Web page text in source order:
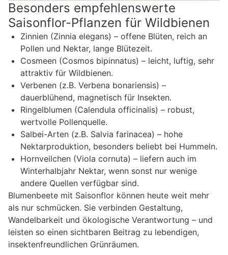
Besonders empfehlenswerte
Saisonflor-Pflanzen für Wildbienen
Zinnien (Zinnia elegans) – offene Blüten, reich an
Pollen und Nektar, lange Blütezeit.
Cosmeen (Cosmos bipinnatus) – leicht, luftig, sehr
attraktiv für Wildbienen.
Verbenen (z.B. Verbena bonariensis) –
dauerblühend, magnetisch für Insekten.
Ringelblumen (Calendula officinalis) – robust,
wertvolle Pollenquelle.
Salbei-Arten (z.B. Salvia farinacea) – hohe
Nektarproduktion, besonders beliebt bei Hummeln.
Hornveilchen (Viola cornuta) – liefern auch im
Winterhalbjahr Nektar, wenn sonst nur wenige
andere Quellen verfügbar sind.
Blumenbeete mit Saisonflor können heute weit mehr
als nur schmücken. Sie verbinden Gestaltung,
Wandelbarkeit und ökologische Verantwortung – und
leisten so einen sichtbaren Beitrag zu lebendigen,
insektenfreundlichen Grünräumen.